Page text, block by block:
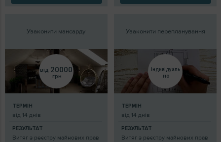
Узаконити мансарду
від 20000
грн
ТЕРМІН
від 14 днів
РЕЗУЛЬТАТ
Витяг з реєстру майнових прав
Узаконити перепланування
Індивідуаль
но
ТЕРМІН
від 14 днів
РЕЗУЛЬТАТ
Витяг з реєстру майнових прав